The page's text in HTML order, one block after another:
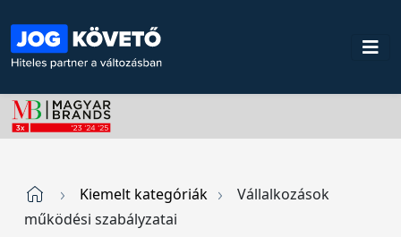
Kiemelt kategóriák
Vállalkozások
működési szabályzatai